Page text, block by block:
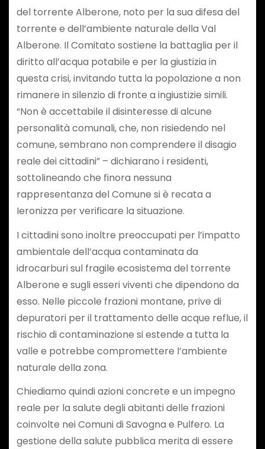
del torrente Alberone, noto per la sua difesa del
torrente e dell’ambiente naturale della Val
Alberone. Il Comitato sostiene la battaglia per il
diritto all’acqua potabile e per la giustizia in
questa crisi, invitando tutta la popolazione a non
rimanere in silenzio di fronte a ingiustizie simili.
“Non è accettabile il disinteresse di alcune
personalità comunali, che, non risiedendo nel
comune, sembrano non comprendere il disagio
reale dei cittadini” – dichiarano i residenti,
sottolineando che finora nessuna
rappresentanza del Comune si è recata a
Ieronizza per verificare la situazione.
I cittadini sono inoltre preoccupati per l’impatto
ambientale dell’acqua contaminata da
idrocarburi sul fragile ecosistema del torrente
Alberone e sugli esseri viventi che dipendono da
esso. Nelle piccole frazioni montane, prive di
depuratori per il trattamento delle acque reflue, il
rischio di contaminazione si estende a tutta la
valle e potrebbe compromettere l’ambiente
naturale della zona.
Chiediamo quindi azioni concrete e un impegno
reale per la salute degli abitanti delle frazioni
coinvolte nei Comuni di Savogna e Pulfero. La
gestione della salute pubblica merita di essere